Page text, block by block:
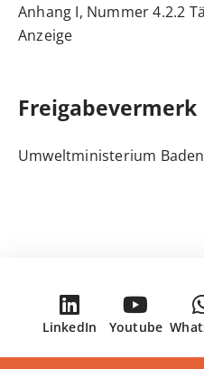
Anhang I, Nummer 4.2.2
Anzeige
Freigabevermerk
Youtube
LinkedIn